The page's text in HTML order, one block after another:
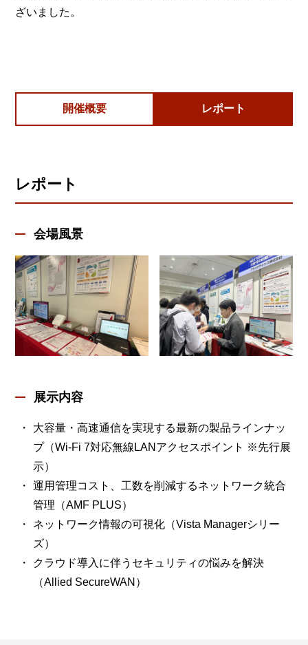
ざいました。
開催概要 レポート
レポート
会場風景
展示内容
大容量・高速通信を実現する最新の製品ラインナッ
プ（Wi-Fi 7対応無線LANアクセスポイント ※先行展
示）
運用管理コスト、工数を削減するネットワーク統合
管理（AMF PLUS）
ネットワーク情報の可視化（Vista Managerシリー
ズ）
クラウド導入に伴うセキュリティの悩みを解決
（Allied SecureWAN）